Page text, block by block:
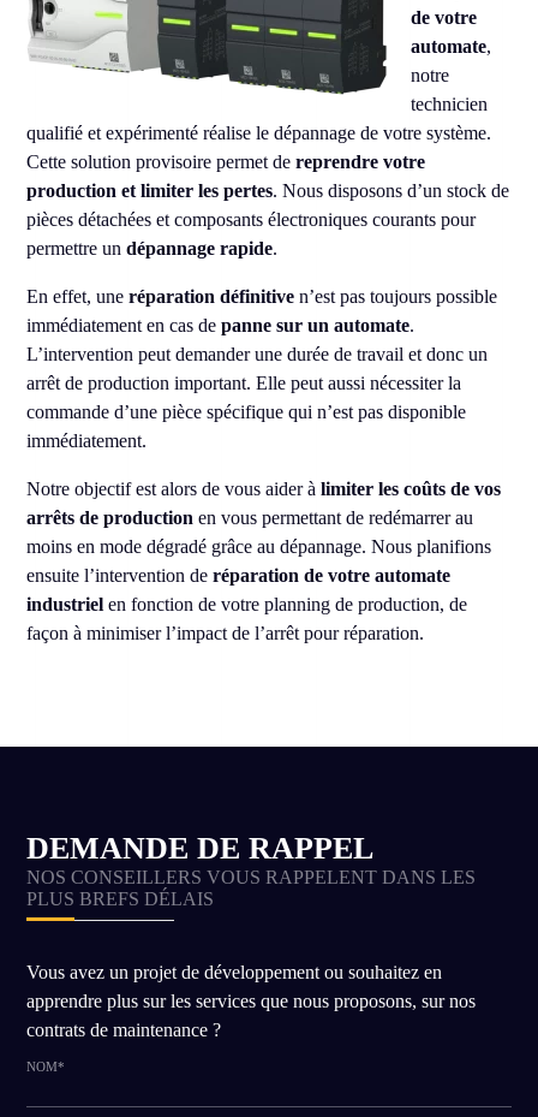
de votre
automate,
notre
technicien
qualifié et expérimenté réalise le dépannage de votre système.
Cette solution provisoire permet dereprendre votre
production et limiter les pertes. Nous disposons d’un stock de
pièces détachées et composants électroniques courants pour
permettre undépannage rapide.
En effet, uneréparation définitive n’est pas toujours possible
immédiatement en cas depanne sur un automate.
L’intervention peut demander une durée de travail et donc un
arrêt de production important. Elle peut aussi nécessiter la
commande d’une pièce spécifique qui n’est pas disponible
immédiatement.
Notre objectif est alors de vous aider àlimiter les coûts de vos
arrêts de production en vous permettant de redémarrer au
moins en mode dégradé grâce au dépannage. Nous planifions
ensuite l’intervention deréparation de votre automate
industriel en fonction de votre planning de production, de
façon à minimiser l’impact de l’arrêt pour réparation.
DEMANDE DE RAPPEL
NOS CONSEILLERS VOUS RAPPELENT DANS LES
PLUS BREFS DÉLAIS
Vous avez un projet de développement ou souhaitez en
apprendre plus sur les services que nous proposons, sur nos
contrats de maintenance ?
NOM*